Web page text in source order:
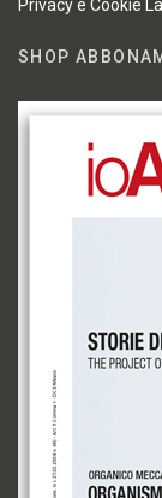
Privacy e Cookie
SHOP